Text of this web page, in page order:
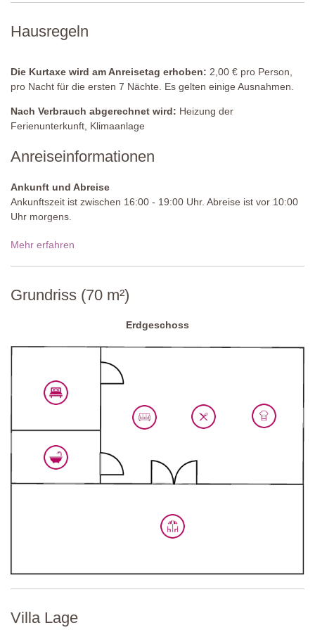
Zugang: Römische Stufen
Geöffnet: Mai bis September
Ausstattung: Liegestühle und Pergola
Gesäubert: Magnesium
Die Eigentümer nutzen den Pool gelegentlich und, wenn der
Hausregeln
Die Kurtaxe wird am Anreisetag erhoben: 2,00 € pro Person,
pro Nacht für die ersten 7 Nächte. Es gelten einige Ausnahmen.
Nach Verbrauch abgerechnet wird: Heizung der
Ferienunterkunft, Klimaanlage
Anreiseinformationen
Ankunft und Abreise
Ankunftszeit ist zwischen 16:00 - 19:00 Uhr. Abreise ist vor 10:00
Uhr morgens.
Zufahrtsstraße:
Parken:privat, auf dem Anwesen - 1 unüberdachter Parkplatz
Nationaler ID-Code: IT048054C2CMD4LXCO
Mehr erfahren
Grundriss (70 m²)
Erdgeschoss
Villa Lage